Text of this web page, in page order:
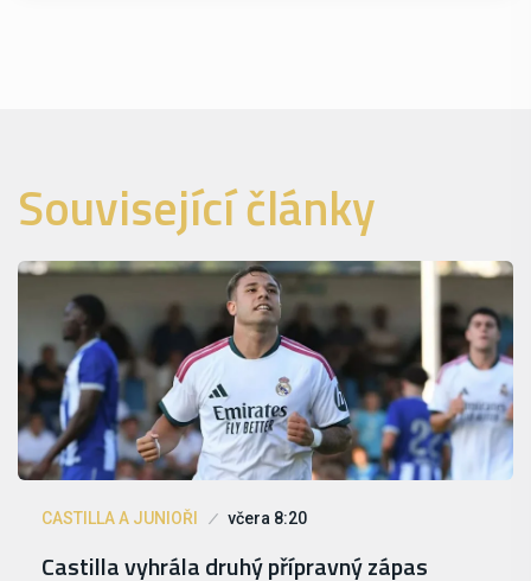
Související články
CASTILLA A JUNIOŘI včera 8:20
Castilla vyhrála druhý přípravný zápas